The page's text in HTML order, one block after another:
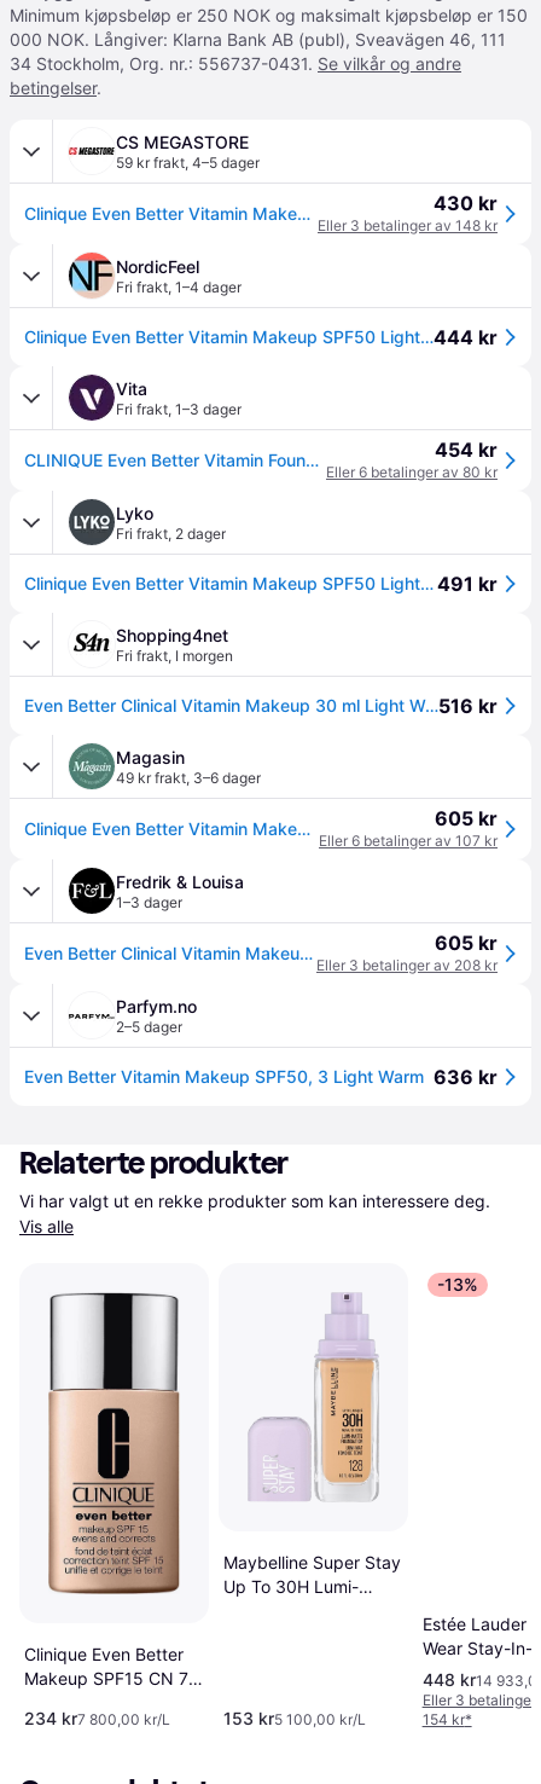
Minimum kjøpsbeløp er 250 NOK og maksimalt kjøpsbeløp er 150
000 NOK. Långiver: Klarna Bank AB (publ), Sveavägen 46, 111
34 Stockholm, Org. nr.: 556737-0431. Se vilkår og andre
betingelser.
CS MEGASTORE
59 kr frakt, 4–5 dager
Clinique Even Better Vitamin Makeup foundation SPF50 Light Warm 3 30 ml 430 kr
Eller 3 betalinger av 148 kr
NordicFeel
Fri frakt, 1–4 dager
Clinique Even Better Vitamin Makeup SPF50 Light Warm 3 - 30 ml444 kr
Vita
Fri frakt, 1–3 dager
CLINIQUE Even Better Vitamin Foundation SPF50 Light Warm 3 454 kr
Eller 6 betalinger av 80 kr
Lyko
Fri frakt, 2 dager
Clinique Even Better Vitamin Makeup SPF50 Light Warm 3491 kr
Shopping4net
Fri frakt, I morgen
Even Better Clinical Vitamin Makeup 30 ml Light Warm 3-WN516 kr
Magasin
49 kr frakt, 3–6 dager
Clinique Even Better Vitamin Makeup Spf50 Light Warm 3 30.00 ml - Flytende Foundation hos Magasin 605 kr
Eller 6 betalinger av 107 kr
Fredrik & Louisa
1–3 dager
Even Better Clinical Vitamin Makeup SPF 50 30 ml (Farge: Light Warm 3) 605 kr
Eller 3 betalinger av 208 kr
Parfym.no
2–5 dager
Even Better Vitamin Makeup SPF50, 3 Light Warm 636 kr
Relaterte produkter
Vis alle
Clinique Even Better
Makeup SPF15 CN 70
234 kr7 800,00 kr/L
Maybelline Super Stay
Up To 30H Lumi-
153 kr5 100,00 kr/L
-13%
Estée Lauder
Wear Stay-In-
Makeup
Porcelain
448 kr14
Eller 3 betalinger
154 kr*